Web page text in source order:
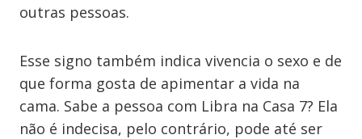
outras pessoas.
Esse signo também indica vivencia o sexo e de
que forma gosta de apimentar a vida na
cama. Sabe a pessoa com Libra na Casa 7? Ela
não é indecisa, pelo contrário, pode até ser